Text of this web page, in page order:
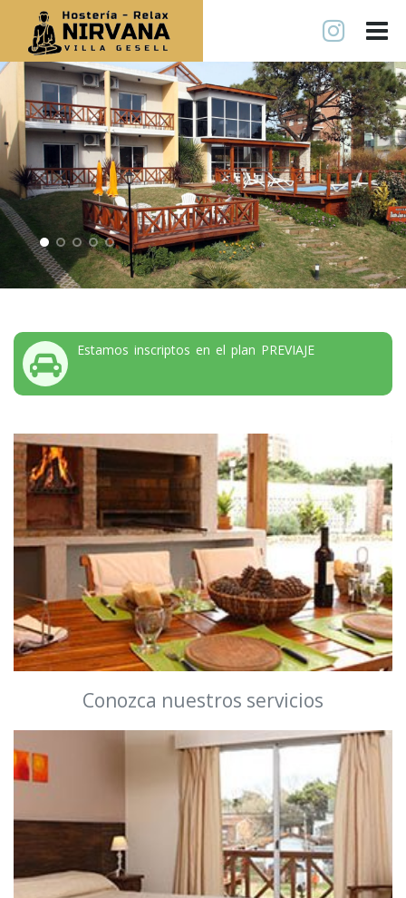
Estamos inscriptos en el plan PREVIAJE
Conozca nuestros servicios